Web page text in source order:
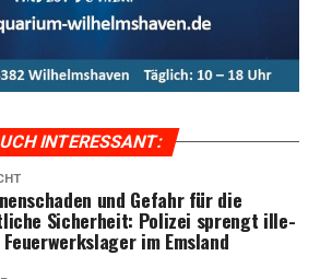
INTER­ES­SANT:
und Gefahr für die
Sicher­heit: Poli­zei sprengt ille­
im Emsland